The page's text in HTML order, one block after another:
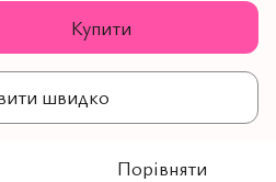
Купити
швидко
Порівняти